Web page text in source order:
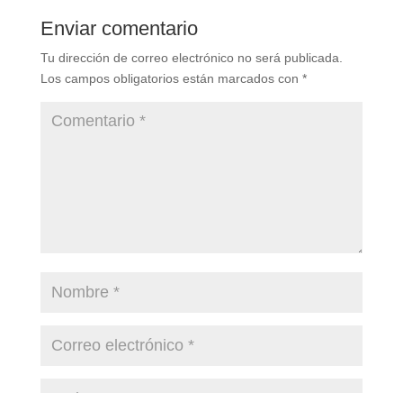
Enviar comentario
Tu dirección de correo electrónico no será publicada.
Los campos obligatorios están marcados con *